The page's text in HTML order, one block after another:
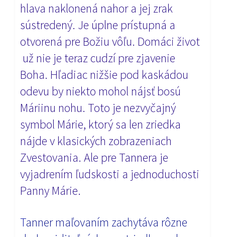
hlava naklonená nahor a jej zrak
sústredený. Je úplne prístupná a
otvorená pre Božiu vôľu. Domáci život
už nie je teraz cudzí pre zjavenie
Boha. Hľadiac nižšie pod kaskádou
odevu by niekto mohol nájsť bosú
Máriinu nohu. Toto je nezvyčajný
symbol Márie, ktorý sa len zriedka
nájde v klasických zobrazeniach
Zvestovania. Ale pre Tannera je
vyjadrením ľudskosti a jednoduchosti
Panny Márie.
Tanner maľovaním zachytáva rôzne